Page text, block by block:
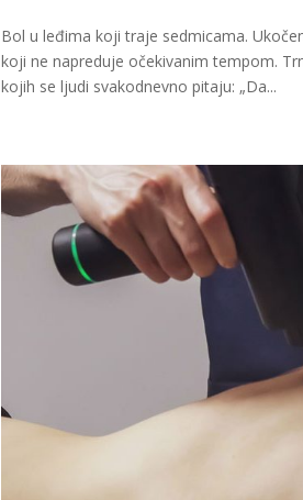
Bol u leđima koji traje sedmicama.
koji ne napreduje očekivanim tempom.
kojih se ljudi svakodnevno pitaju: „Da...